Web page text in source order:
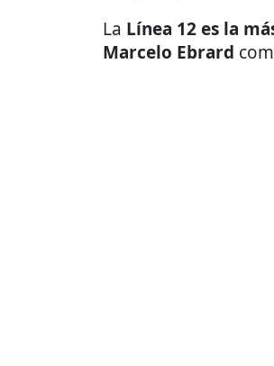
La Línea 12 es la
Marcelo Ebrard